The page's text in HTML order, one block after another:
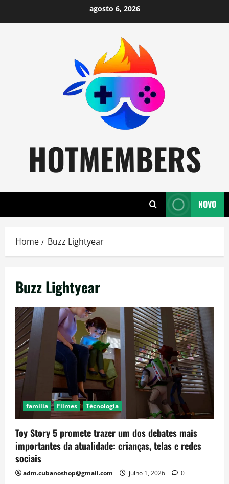
to
agosto 6, 2026
HOTMEMBERS
NOVO
Home Buzz Lightyear
Buzz Lightyear
família Filmes Técnologia
Toy Story 5 promete trazer um dos debates mais
importantes da atualidade: crianças, telas e redes
sociais
adm.cubanoshop@gmail.com julho 1, 2026 0